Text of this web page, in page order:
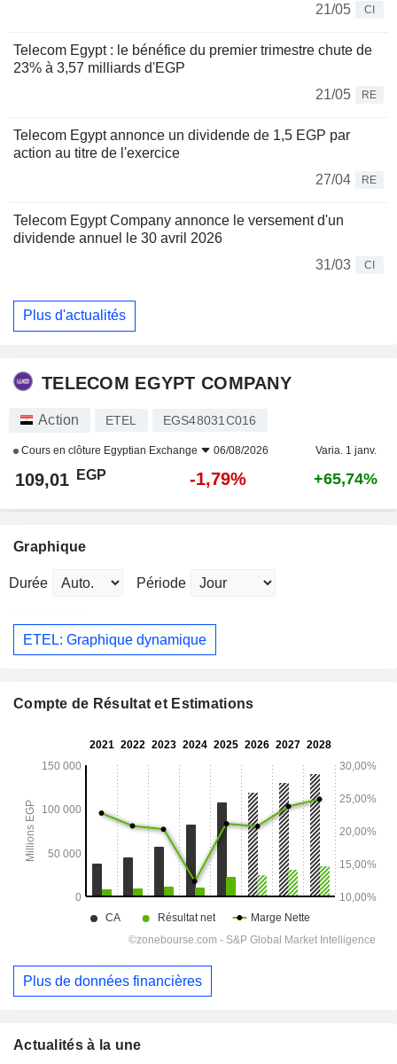
21/05 CI
Telecom Egypt : le bénéfice du premier trimestre chute de
23% à 3,57 milliards d'EGP
21/05
RE
Telecom Egypt annonce un dividende de 1,5 EGP par
action au titre de l'exercice
27/04
RE
Telecom Egypt Company annonce le versement d'un
dividende annuel le 30 avril 2026
31/03
CI
Plus d'actualités
TELECOM EGYPT COMPANY
Action ETEL EGS48031C016
Cours en clôture Egyptian Exchange 06/08/2026 Varia. 1 janv.
109,01 EGP -1,79% +65,74%
Graphique
Durée Période
ETEL: Graphique dynamique
Compte de Résultat et Estimations
Plus de données financières
Actualités à la une